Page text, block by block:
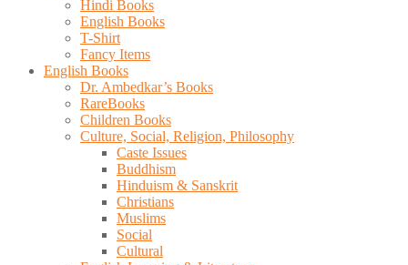
Hindi Books
English Books
T-Shirt
Fancy Items
English Books
Dr. Ambedkar’s Books
RareBooks
Children Books
Culture, Social, Religion, Philosophy
Caste Issues
Buddhism
Hinduism & Sanskrit
Christians
Muslims
Social
Cultural